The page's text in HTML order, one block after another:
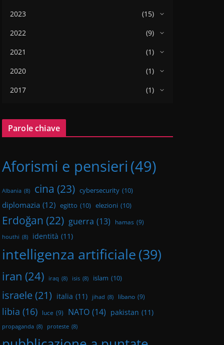
2023
(15)
2022
(9)
2021
(1)
2020
(1)
2017
(1)
Parole chiave
Aforismi e pensieri (49)
Albania (8) cina (23) cybersecurity (10)
diplomazia (12) egitto (10) elezioni (10)
Erdoğan (22) guerra (13) hamas (9)
houthi (8) identità (11)
intelligenza artificiale(39)
iran (24) iraq (8) isis (8) islam (10)
israele(21) italia (11) jihad (8) libano (9)
libia (16) luce (9) NATO (14) pakistan (11)
propaganda (8) proteste (8)